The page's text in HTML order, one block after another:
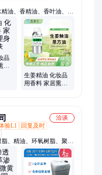
油、香精油、香叶油、桉
油、皮傲宁、乙基醚、基
醇、当归油、鼠尾草、增
液
品
香
生姜精油 化妆品
用香料 家居熏香
洽谈
验L1
回复及时
、精油、环氧树脂、聚酯